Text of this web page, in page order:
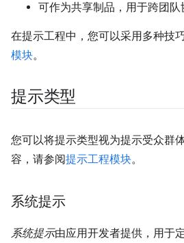
可作为共享制品，用于跨团队
在提示工程中，您可以采用多种技
模块。
提示类型
您可以将提示类型视为提示受众群
容，请参阅提示工程模块。
系统提示
系统提示由应用开发者提供，用于